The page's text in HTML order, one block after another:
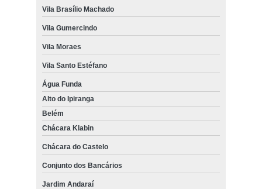
Vila Brasílio Machado
Vila Gumercindo
Vila Moraes
Vila Santo Estéfano
Água Funda
Alto do Ipiranga
Belém
Chácara Klabin
Chácara do Castelo
Conjunto dos Bancários
Jardim Andaraí